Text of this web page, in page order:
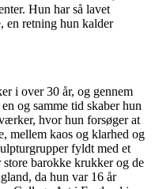
Hun har så lavet
en retning hun kalder
i over 30 år, og gennem
og samme tid skaber hun
hvor hun forsøger at
mellem kaos og klarhed og
fyldt med et
barokke krukker og de
da hun var 16 år